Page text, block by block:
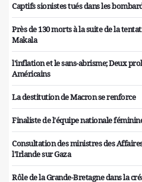
Captifs sionistes tués dans les
Près de 130 morts à la suite de la
Makala
l'inflation et le sans-abrisme; Deux
Américains
La destitution de Macron se renforce
Finaliste de l'équipe nationale
Consultation des ministres des
l'Irlande sur Gaza
Rôle de la Grande-Bretagne dans la